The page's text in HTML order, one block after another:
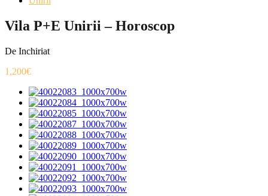
Vila P+E Unirii – Horoscop
De Inchiriat
1,200€